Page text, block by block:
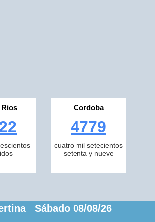
Rios Cordoba
4779
cuatro mil setecientos
setenta y nueve
Sábado 08/08/26